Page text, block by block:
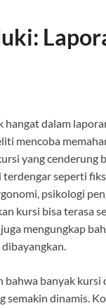
hangat dalam
mencoba
yang cenderung
seperti
psikologi
kursi bisa terasa
mengungkap
bahwa banyak kursi
semakin dinamis.